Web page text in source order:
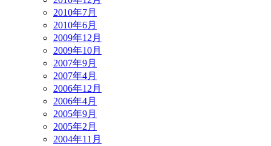
2010年7月
2010年6月
2009年12月
2009年10月
2007年9月
2007年4月
2006年12月
2006年4月
2005年9月
2005年2月
2004年11月